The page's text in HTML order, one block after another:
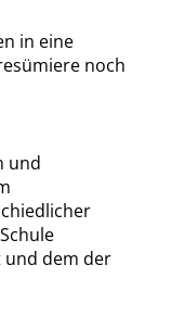
in eine
noch
und
dem der